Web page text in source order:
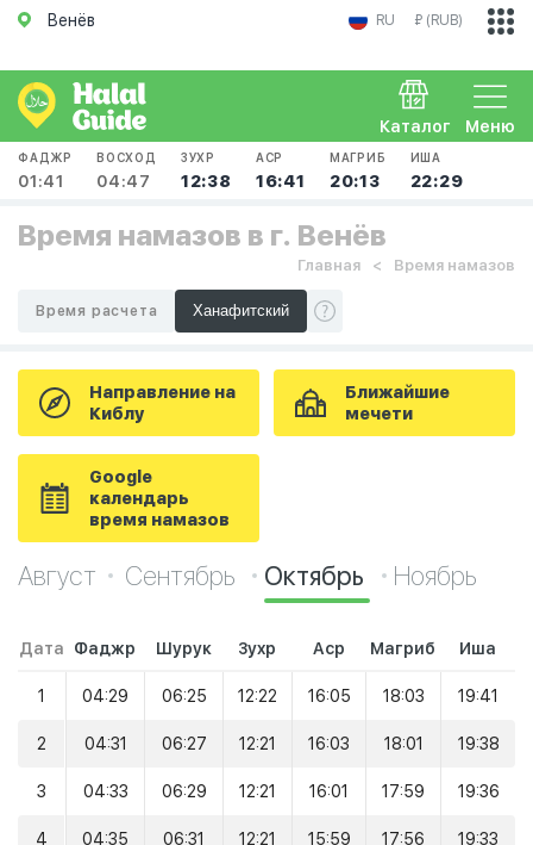
Венёв RU ₽ (RUB)
Меню
Каталог
ФАДЖР
01:41
ВОСХОД
04:47
ЗУХР
12:38
АСР
16:41
МАГРИБ
20:13
ИША
22:29
Время намазов в г. Венёв
Главная Время намазов
Время расчета
Направление на
Киблу
Ближайшие
мечети
Google
календарь
время намазов
Август Сентябрь Октябрь Ноябрь
Дата Фаджр Шурук Зухр Аср Магриб Иша
1 04:29 06:25 12:22 16:05 18:03 19:41
2 04:31 06:27 12:21 16:03 18:01 19:38
3 04:33 06:29 12:21 16:01 17:59 19:36
4 04:35 06:31 12:21 15:59 17:56 19:33